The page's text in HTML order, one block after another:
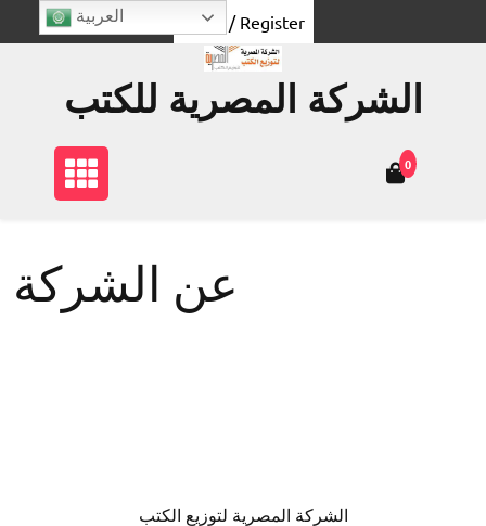
to
Login / Register
الشركة المصرية للكتب
0
عن الشركة
الشركة المصرية لتوزيع الكتب
العربية